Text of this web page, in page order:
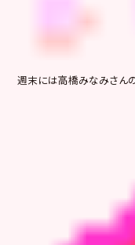
週末には高橋みなみさん